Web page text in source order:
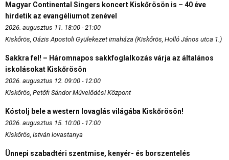
Magyar Continental Singers koncert Kiskőrösön is – 40 éve
hirdetik az evangéliumot zenével
2026. augusztus 11. 18:00 - 21:00
Kiskőrös, Oázis Apostoli Gyülekezet imaháza (Kiskőrös, Holló János utca 1.)
Sakkra fel! – Háromnapos sakkfoglalkozás várja az általános
iskolásokat Kiskőrösön
2026. augusztus 12. 09:00 - 12:00
Kiskőrös, Petőfi Sándor Művelődési Központ
Kóstolj bele a western lovaglás világába Kiskőrösön!
2026. augusztus 15. 10:00 - 17:00
Kiskőrös, István lovastanya
Ünnepi szabadtéri szentmise, kenyér- és borszentelés